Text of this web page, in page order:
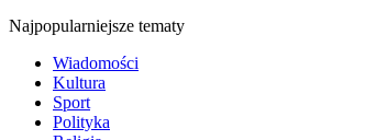
Najpopularniejsze tematy
Wiadomości
Kultura
Sport
Polityka